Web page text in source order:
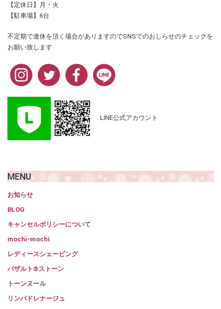
【定休日】月・火
【駐車場】6台
不定期で連休を頂く場合がありますのでSNSでのおしらせのチェックを
お願い致します
LINE公式アカウント
MENU
お知らせ
BLOG
キャンセルポリシーについて
mochi-mochi
レディースシェービング
バザルト®ストーン
トーンヌール
リンパドレナージュ